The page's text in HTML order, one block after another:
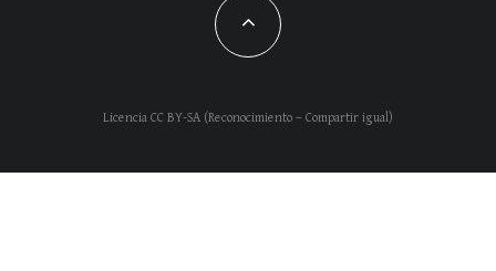
Licencia CC BY-SA (Reconocimiento – Compartir igual)